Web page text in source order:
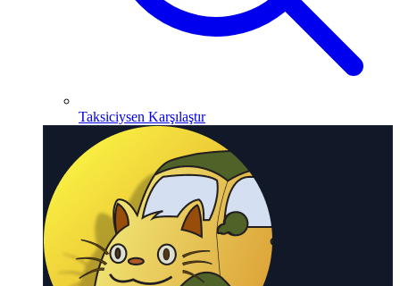
Taksiciysen Karşılaştır